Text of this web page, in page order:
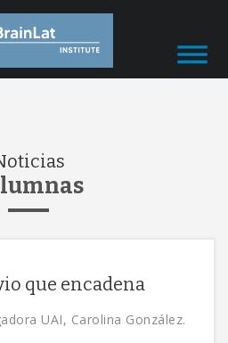
que encadena
UAI, Carolina González.